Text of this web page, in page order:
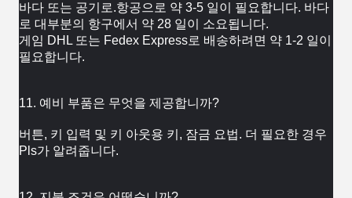
바다 또는 공기로.항공으로 약 3-5 일이 필요합니다. 바다
로 대부분의 항구에서 약 28 일이 소요됩니다.
게임 DHL 또는 Fedex Express로 배송하려면 약 1-2 일이
필요합니다.
11. 예비 부품은 무엇을 제공합니까?
버튼, 키 입력 및 키 아웃용 키, 잠금 요법. 더 필요한 경우
Pls가 알려줍니다.